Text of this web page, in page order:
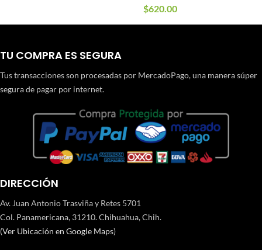
$620.00
TU COMPRA ES SEGURA
Tus transacciones son procesadas por MercadoPago, una manera súper
segura de pagar por internet.
DIRECCIÓN
Av. Juan Antonio Trasviña y Retes 5701
Col. Panamericana, 31210. Chihuahua, Chih.
(Ver Ubicación en Google Maps)